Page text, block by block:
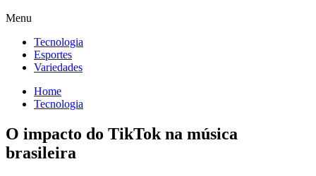
Menu
Tecnologia
Esportes
Variedades
Home
Tecnologia
O impacto do TikTok na música
brasileira